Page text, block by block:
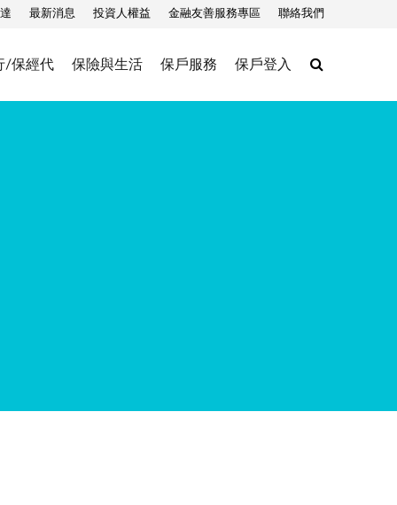
最新消息 投資人權益 金融友善服務專區 聯絡我們
/保經代 保險與生活 保戶服務 保戶登入 Search